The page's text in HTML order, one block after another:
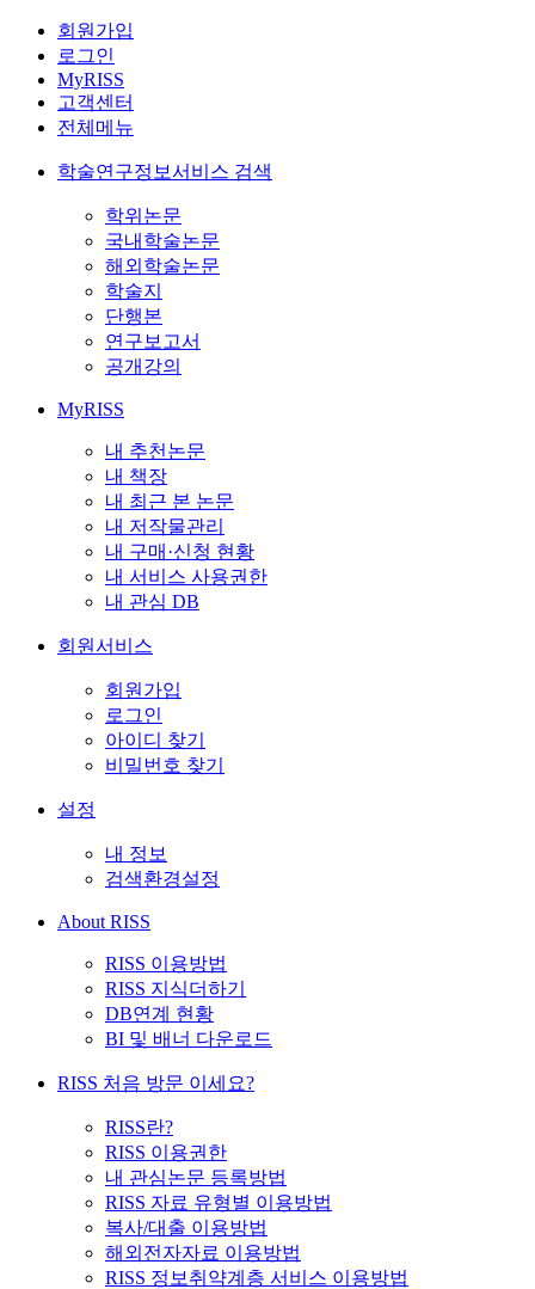
회원가입
로그인
MyRISS
고객센터
전체메뉴
학술연구정보서비스 검색
학위논문
국내학술논문
해외학술논문
학술지
단행본
연구보고서
공개강의
MyRISS
내 추천논문
내 책장
내 최근 본 논문
내 저작물관리
내 구매·신청 현황
내 서비스 사용권한
내 관심 DB
회원서비스
회원가입
로그인
아이디 찾기
비밀번호 찾기
설정
내 정보
검색환경설정
About RISS
RISS 이용방법
RISS 지식더하기
DB연계 현황
BI 및 배너 다운로드
RISS 처음 방문 이세요?
RISS란?
RISS 이용권한
내 관심논문 등록방법
RISS 자료 유형별 이용방법
복사/대출 이용방법
해외전자자료 이용방법
RISS 정보취약계층 서비스 이용방법